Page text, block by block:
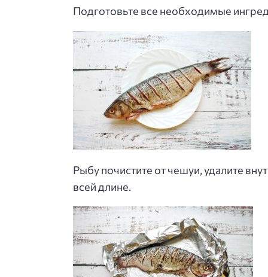
Подготовьте все необходимые
Рыбу почистите от чешуи, удалите
всей длине.